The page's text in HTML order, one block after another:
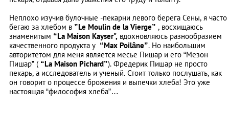
Неплохо изучив булочные -пекарни левого берега Сены, я часто
бегаю за хлебом в ”Le Moulin de la Vierge” , восхищаюсь
знаменитым “La Maison Kayser", вдохновляюсь разнообразием
качественного продукта у “Max Poilâne”. Но наибольшим
авторитетом для меня является месье Пишар и его “Мезон
Пишар” ( “La Maison Pichard”). Фредерик Пишар не просто
пекарь, а исследователь и ученый. Стоит только послушать, как
он говорит о процессе брожения и выпечки хлеба! Это уже
настоящая “философия хлеба”…